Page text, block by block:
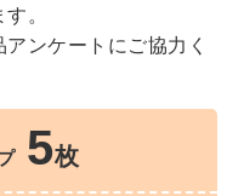
。
ンケートにご協力く
5枚